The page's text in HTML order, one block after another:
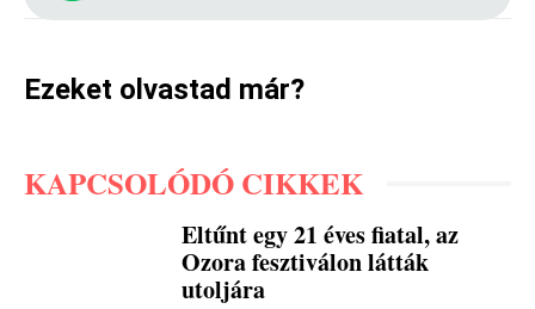
Ezeket olvastad már?
KAPCSOLÓDÓ CIKKEK
Eltűnt egy 21 éves fiatal, az
Ozora fesztiválon látták
utoljára